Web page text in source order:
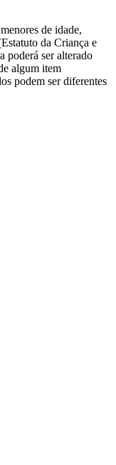
de idade,
da Criança e
poderá ser alterado
algum item
podem ser diferentes